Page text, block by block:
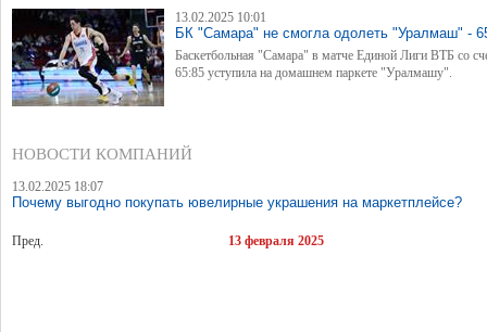
13.02.2025 10:01
БК "Самара" не смогла одолеть "Уралмаш" -
Баскетбольная "Самара" в матче Единой Лиги ВТБ со
65:85 уступила на домашнем паркете "Уралмашу".
НОВОСТИ КОМПАНИЙ
13.02.2025 18:07
Почему выгодно покупать ювелирные украшения на маркетплейсе?
Пред. 13 февраля 2025